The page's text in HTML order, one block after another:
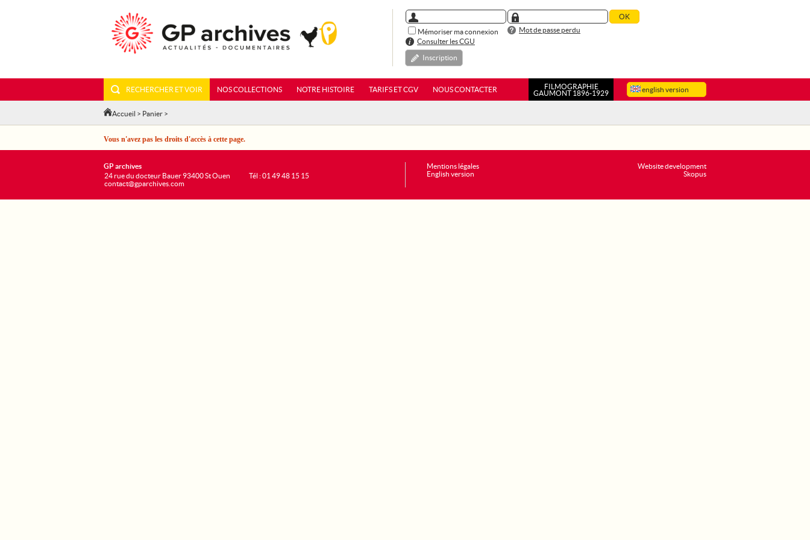
Mémoriser ma connexion
Mot de passe perdu
Consulter les CGU
Inscription
english version
RECHERCHER ET VOIR NOS COLLECTIONS NOTRE HISTOIRE TARIFS ET CGV NOUS CONTACTER
FILMOGRAPHIE
GAUMONT 1896-1929
Accueil > Panier >
Vous n'avez pas les droits d'accès à cette page.
Website development
Skopus
GP archives
24 rue du docteur Bauer 93400 St Ouen
contact@gparchives.com
Tél : 01 49 48 15 15
Mentions légales
English version